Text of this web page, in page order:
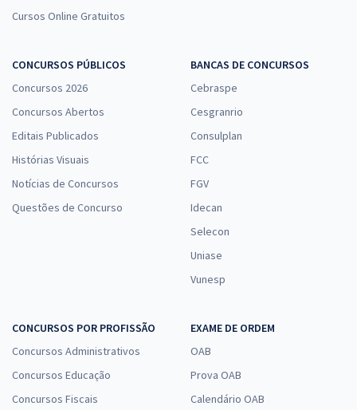
Cursos Online Gratuitos
CONCURSOS PÚBLICOS
Concursos 2026
Concursos Abertos
Editais Publicados
Histórias Visuais
Notícias de Concursos
Questões de Concurso
BANCAS DE CONCURSOS
Cebraspe
Cesgranrio
Consulplan
FCC
FGV
Idecan
Selecon
Uniase
Vunesp
CONCURSOS POR PROFISSÃO
Concursos Administrativos
Concursos Educação
Concursos Fiscais
EXAME DE ORDEM
OAB
Prova OAB
Calendário OAB